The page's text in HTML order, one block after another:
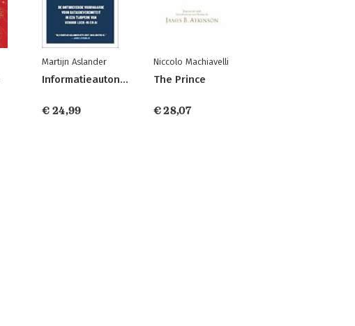
Martijn Aslander
Informatieautonomie
€ 24,99
Niccolo Machiavelli
The Prince
€ 28,07